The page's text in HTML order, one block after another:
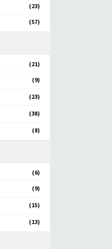
(23)
(57)
(21)
(9)
(23)
(38)
(8)
(6)
(9)
(15)
(13)